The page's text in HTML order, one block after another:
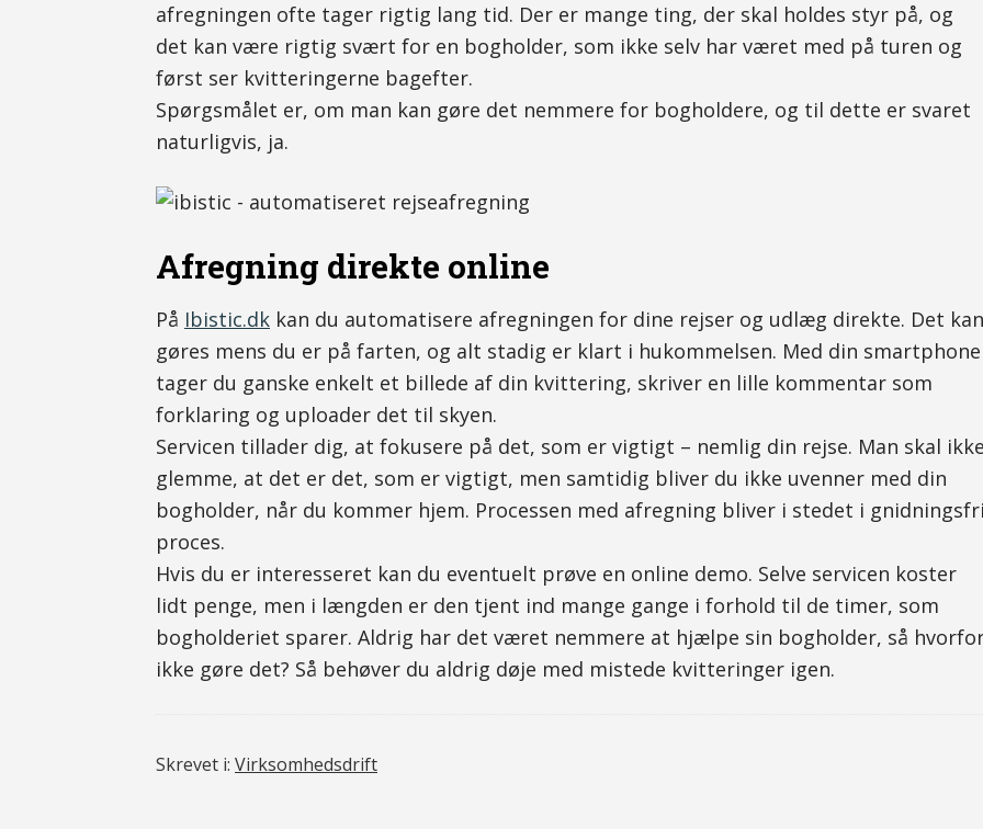
afregningen ofte tager rigtig lang tid. Der er mange ting, der skal holdes styr på, og
det kan være rigtig svært for en bogholder, som ikke selv har været med på turen og
først ser kvitteringerne bagefter.
Spørgsmålet er, om man kan gøre det nemmere for bogholdere, og til dette er svaret
naturligvis, ja.
Afregning direkte online
På Ibistic.dk kan du automatisere afregningen for dine rejser og udlæg direkte. Det kan
gøres mens du er på farten, og alt stadig er klart i hukommelsen. Med din smartphone
tager du ganske enkelt et billede af din kvittering, skriver en lille kommentar som
forklaring og uploader det til skyen.
Servicen tillader dig, at fokusere på det, som er vigtigt – nemlig din rejse. Man skal ikke
glemme, at det er det, som er vigtigt, men samtidig bliver du ikke uvenner med din
bogholder, når du kommer hjem. Processen med afregning bliver i stedet i gnidningsfri
proces.
Hvis du er interesseret kan du eventuelt prøve en online demo. Selve servicen koster
lidt penge, men i længden er den tjent ind mange gange i forhold til de timer, som
bogholderiet sparer. Aldrig har det været nemmere at hjælpe sin bogholder, så
ikke gøre det? Så behøver du aldrig døje med mistede kvitteringer igen.
Skrevet i: Virksomhedsdrift